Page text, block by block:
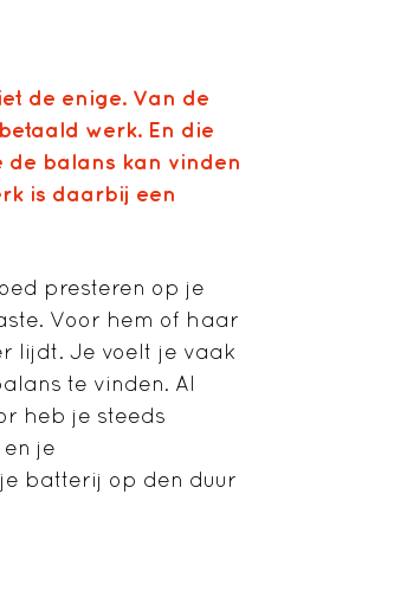
de enige. Van de
werk. En die
balans kan vinden
is daarbij een
presteren op je
Voor hem of haar
lijdt. Je voelt je vaak
te vinden. Al
heb je steeds
je
batterij op den duur